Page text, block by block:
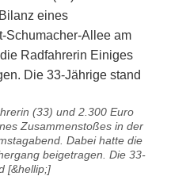
(33) und 2.300 Euro
Zusammenstoßes in der
Dabei hatte die
beigetragen. Die 33-
[&hellip;]